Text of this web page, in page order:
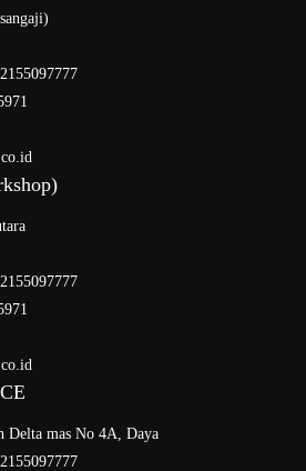
Delta mas No 4A, Daya